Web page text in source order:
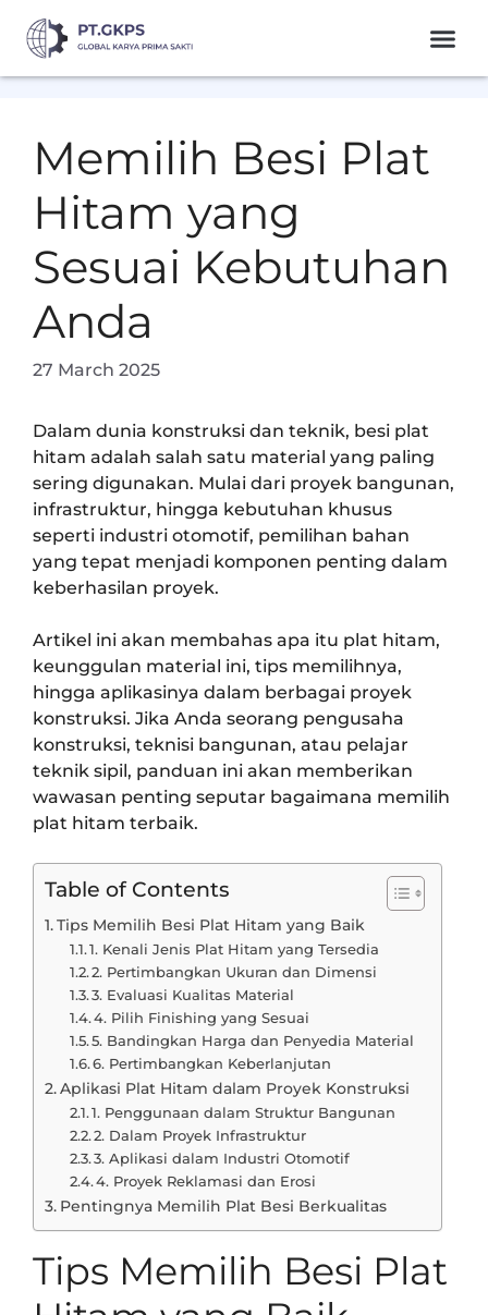
Memilih Besi Plat
Hitam yang
Sesuai Kebutuhan
Anda
27 March 2025
Dalam dunia konstruksi dan teknik, besi plat
hitam adalah salah satu material yang paling
sering digunakan. Mulai dari proyek bangunan,
infrastruktur, hingga kebutuhan khusus
seperti industri otomotif, pemilihan bahan
yang tepat menjadi komponen penting dalam
keberhasilan proyek.
Artikel ini akan membahas apa itu plat hitam,
keunggulan material ini, tips memilihnya,
hingga aplikasinya dalam berbagai proyek
konstruksi. Jika Anda seorang pengusaha
konstruksi, teknisi bangunan, atau pelajar
teknik sipil, panduan ini akan memberikan
wawasan penting seputar bagaimana memilih
plat hitam terbaik.
Table of Contents
Tips Memilih Besi Plat Hitam yang Baik
1. Kenali Jenis Plat Hitam yang Tersedia
2. Pertimbangkan Ukuran dan Dimensi
3. Evaluasi Kualitas Material
4. Pilih Finishing yang Sesuai
5. Bandingkan Harga dan Penyedia Material
6. Pertimbangkan Keberlanjutan
Aplikasi Plat Hitam dalam Proyek Konstruksi
1. Penggunaan dalam Struktur Bangunan
2. Dalam Proyek Infrastruktur
3. Aplikasi dalam Industri Otomotif
4. Proyek Reklamasi dan Erosi
Pentingnya Memilih Plat Besi Berkualitas
Tips Memilih Besi Plat